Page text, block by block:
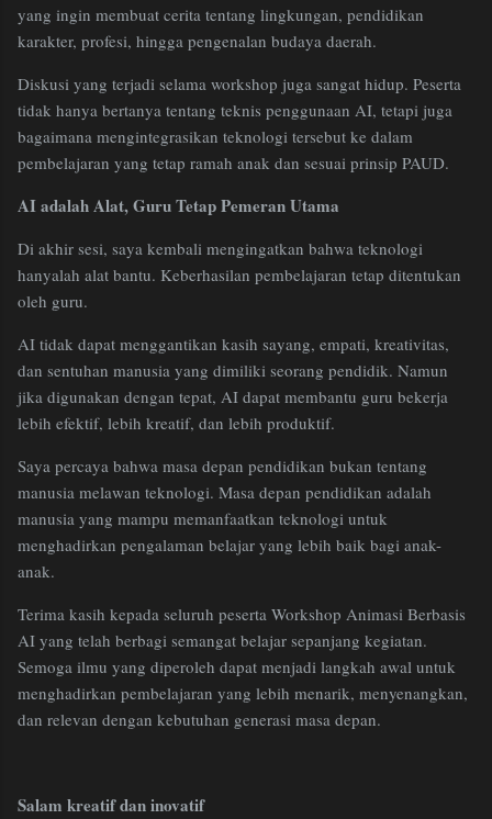
yang ingin membuat cerita tentang lingkungan, pendidikan
karakter, profesi, hingga pengenalan budaya daerah.
Diskusi yang terjadi selama workshop juga sangat hidup. Peserta
tidak hanya bertanya tentang teknis penggunaan AI, tetapi juga
bagaimana mengintegrasikan teknologi tersebut ke dalam
pembelajaran yang tetap ramah anak dan sesuai prinsip PAUD.
AI adalah Alat, Guru Tetap Pemeran Utama
Di akhir sesi, saya kembali mengingatkan bahwa teknologi
hanyalah alat bantu. Keberhasilan pembelajaran tetap ditentukan
oleh guru.
AI tidak dapat menggantikan kasih sayang, empati, kreativitas,
dan sentuhan manusia yang dimiliki seorang pendidik. Namun
jika digunakan dengan tepat, AI dapat membantu guru bekerja
lebih efektif, lebih kreatif, dan lebih produktif.
Saya percaya bahwa masa depan pendidikan bukan tentang
manusia melawan teknologi. Masa depan pendidikan adalah
manusia yang mampu memanfaatkan teknologi untuk
menghadirkan pengalaman belajar yang lebih baik bagi anak-
anak.
Terima kasih kepada seluruh peserta Workshop Animasi Berbasis
AI yang telah berbagi semangat belajar sepanjang kegiatan.
Semoga ilmu yang diperoleh dapat menjadi langkah awal untuk
menghadirkan pembelajaran yang lebih menarik, menyenangkan,
dan relevan dengan kebutuhan generasi masa depan.
Salam kreatif dan inovatif